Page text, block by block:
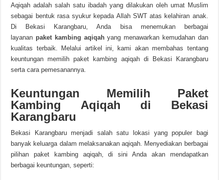
Aqiqah adalah salah satu ibadah yang dilakukan oleh umat Muslim
sebagai bentuk rasa syukur kepada Allah SWT atas kelahiran anak.
Di Bekasi Karangbaru, Anda bisa menemukan berbagai
layanan paket kambing aqiqahyang menawarkan kemudahan dan
kualitas terbaik. Melalui artikel ini, kami akan membahas tentang
keuntungan memilih paket kambing aqiqah di Bekasi Karangbaru
serta cara pemesanannya.
Keuntungan Memilih Paket
Kambing Aqiqah di Bekasi
Karangbaru
Bekasi Karangbaru menjadi salah satu lokasi yang populer bagi
banyak keluarga dalam melaksanakan aqiqah. Menyediakan berbagai
pilihan paket kambing aqiqah, di sini Anda akan mendapatkan
berbagai keuntungan, seperti: